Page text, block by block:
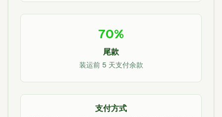
70%
尾款
装运前 5 天支付余款
支付方式